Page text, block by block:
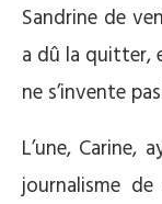
Sandrine de
a dû la quitter,
ne s’invente
L’une,
journalisme de